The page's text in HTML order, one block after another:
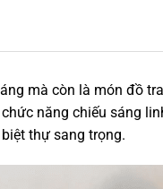
mà còn là món đồ
năng chiếu sáng
thự sang trọng.